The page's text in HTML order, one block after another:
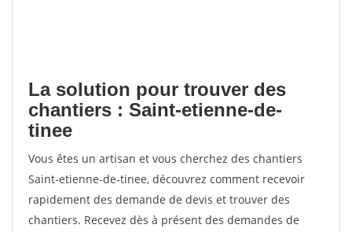
La solution pour trouver des
chantiers : Saint-etienne-de-
tinee
Vous êtes un artisan et vous cherchez des chantiers
Saint-etienne-de-tinee, découvrez comment recevoir
rapidement des demande de devis et trouver des
chantiers. Recevez dès à présent des demandes de